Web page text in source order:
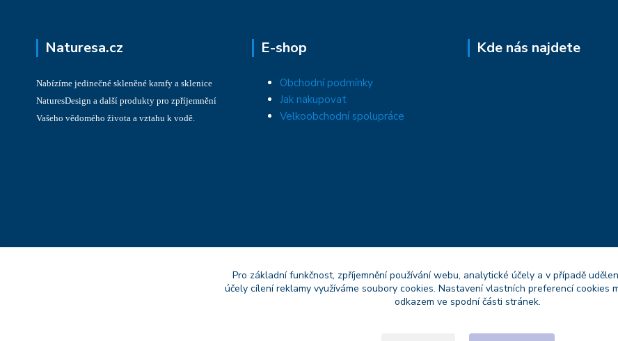
Naturesa.cz
Nabízíme jedinečné skleněné karafy a sklenice
NaturesDesign a další produkty pro zpříjemnění
Vašeho vědomého života a vztahu k vodě.
E-shop
Obchodní podmínky
Jak nakupovat
Velkoobchodní spolupráce
Kde nás najdete
Pro základní funkčnost, zpříjemnění používání webu, analytické účely a v případě
účely cílení reklamy využíváme soubory cookies. Nastavení vlastních preferencí cookies
odkazem ve spodní části stránek.